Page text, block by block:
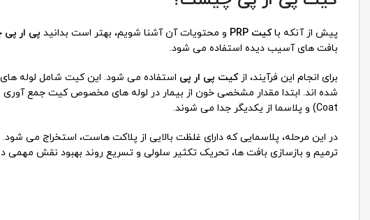
پیش از آنکه باکیت و محتویات آن آشنا شویم، بهتر است بدانید پی ار پی
بافت های آسیب دیده استفاده می شود.
برای انجام این فرآیند، ازکیت پی ار پی استفاده می شود. این کیت شامل لوله
Coat) و پلاسما از یکدیگر جدا می شوند.
در این مرحله، پلاسمایی که دارای غلظت بالایی از پلاکت هاست، استخراج می
ترمیم و بازسازی بافت ها، تحریک تکثیر سلولی و تسریع روند بهبود نقش مهمی